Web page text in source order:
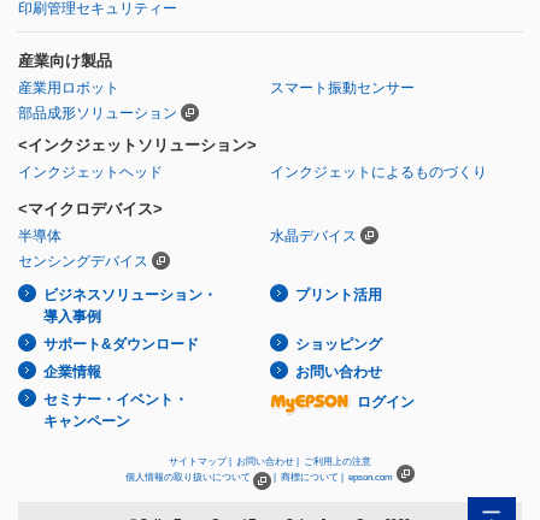
印刷管理セキュリティー
産業向け製品
産業用ロボット
スマート振動センサー
部品成形ソリューション
<インクジェットソリューション>
インクジェットヘッド インクジェットによるものづくり
<マイクロデバイス>
半導体
水晶デバイス
センシングデバイス
ビジネスソリューション・
導入事例
プリント活用
サポート&ダウンロード
ショッピング
企業情報
お問い合わせ
セミナー・イベント・
キャンペーン
ログイン
サイトマップ | お問い合わせ |
ご利用上の注意
個人情報の取り扱いについて
商標について | epson.com